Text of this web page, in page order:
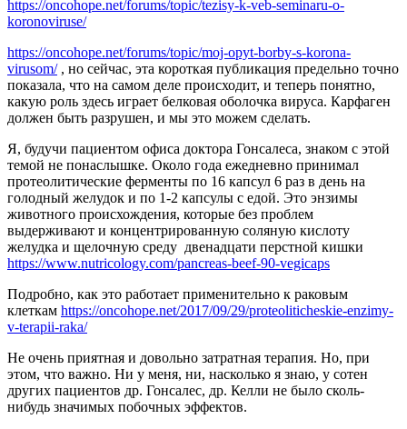
https://oncohope.net/forums/topic/tezisy-k-veb-seminaru-o-
koronoviruse/
https://oncohope.net/forums/topic/moj-opyt-borby-s-korona-
virusom/, но сейчас, эта короткая публикация предельно точно
показала, что на самом деле происходит, и теперь понятно,
какую роль здесь играет белковая оболочка вируса. Карфаген
должен быть разрушен, и мы это можем сделать.
Я, будучи пациентом офиса доктора Гонсалеса, знаком с этой
темой не понаслышке. Около года ежедневно принимал
протеолитические ферменты по 16 капсул 6 раз в день на
голодный желудок и по 1-2 капсулы с едой. Это энзимы
животного происхождения, которые без проблем
выдерживают и концентрированную соляную кислоту
желудка и щелочную среду двенадцати перстной кишки
https://www.nutricology.com/pancreas-beef-90-vegicaps
Подробно, как это работает применительно к раковым
клеткам https://oncohope.net/2017/09/29/proteoliticheskie-enzimy-
v-terapii-raka/
Не очень приятная и довольно затратная терапия. Но, при
этом, что важно. Ни у меня, ни, насколько я знаю, у сотен
других пациентов др. Гонсалес, др. Келли не было сколь-
нибудь значимых побочных эффектов.